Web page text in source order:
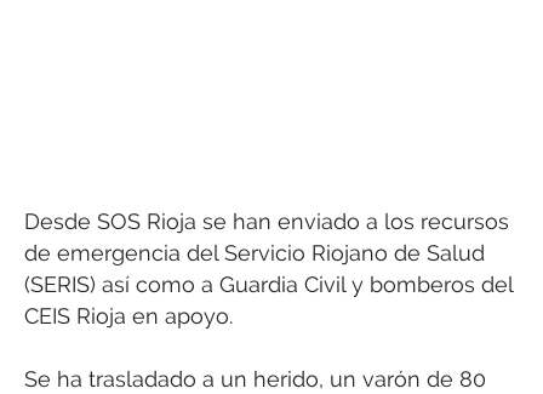
Desde SOS Rioja se han enviado a los recursos
de emergencia del Servicio Riojano de Salud
(SERIS) así como a Guardia Civil y bomberos del
CEIS Rioja en apoyo.
Se ha trasladado a un herido, un varón de 80